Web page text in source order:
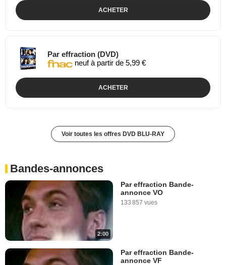
ACHETER
Par effraction (DVD)
neuf à partir de 5,99 €
ACHETER
Voir toutes les offres DVD BLU-RAY
Bandes-annonces
2:00
Par effraction Bande-
annonce VO
133 857 vues
Par effraction Bande-
annonce VF